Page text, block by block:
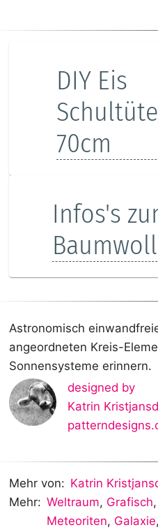
DIY Eis
Schultüte
70cm
Infos's
Astronomisch
angeordneten Kreis-
Sonnensysteme erinnern.
designed by
Katrin
Mehr von: Katrin
Mehr: Weltraum, Grafisch,
Meteoriten, Galaxie,